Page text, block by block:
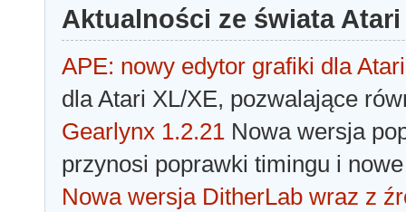
Aktualności ze świata Atari
APE: nowy edytor grafiki dla Atari
dla Atari XL/XE, pozwalające
Gearlynx 1.2.21 Nowa wersja
przynosi poprawki timingu i
Nowa wersja DitherLab wraz z